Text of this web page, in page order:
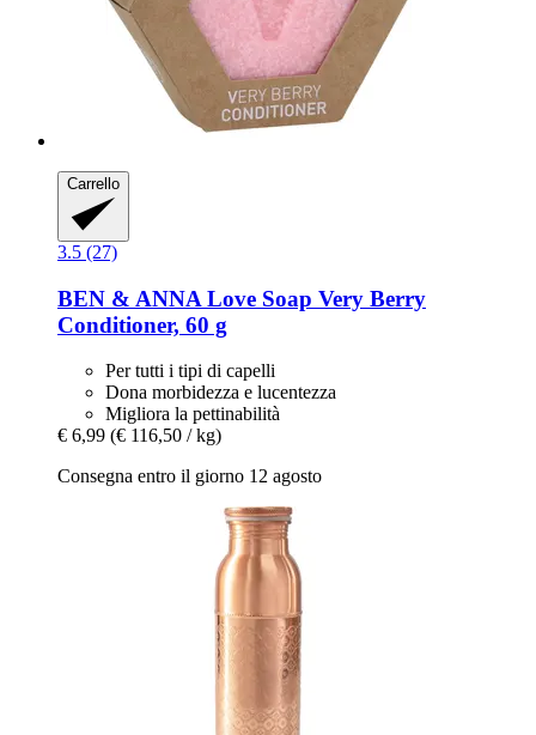
Carrello
3.5 (27)
BEN & ANNA Love Soap Very Berry
Conditioner, 60 g
Per tutti i tipi di capelli
Dona morbidezza e lucentezza
Migliora la pettinabilità
€ 6,99 (€ 116,50 / kg)
Consegna entro il giorno 12 agosto